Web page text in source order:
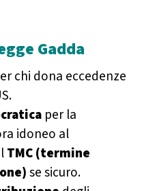
Gadda
chi dona eccedenze
per la
idoneo al
TMC (termine
se sicuro.